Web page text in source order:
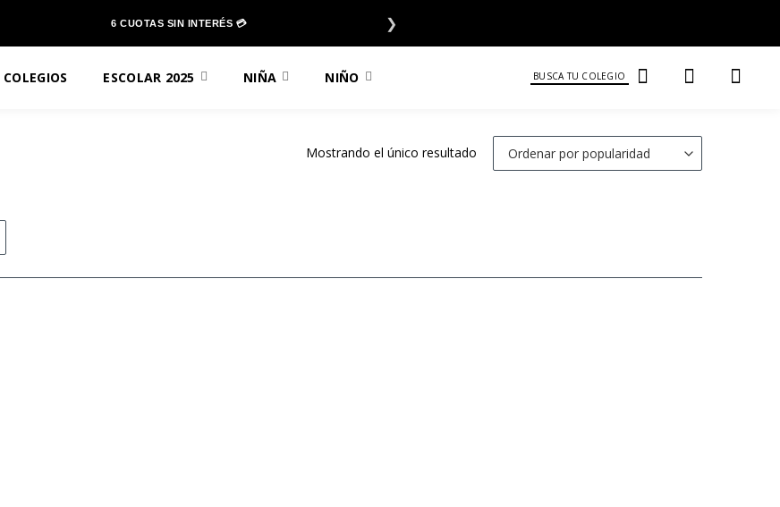
6 CUOTAS SIN INTERÉS 💳 ❯
COLEGIOS ESCOLAR 2025 NIÑA NIÑO BUSCA TU COLEGIO
Mostrando el único resultado